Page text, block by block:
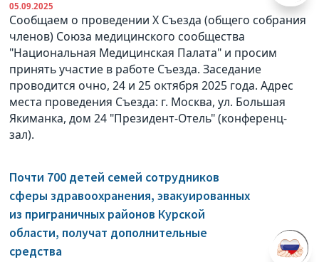
05.09.2025
Сообщаем о проведении X Съезда (общего собрания
членов) Союза медицинского сообщества
"Национальная Медицинская Палата" и просим
принять участие в работе Съезда. Заседание
проводится очно, 24 и 25 октября 2025 года. Адрес
места проведения Съезда: г. Москва, ул. Большая
Якиманка, дом 24 "Президент-Отель" (конференц-
зал).
Почти 700 детей семей сотрудников
сферы здравоохранения, эвакуированных
из приграничных районов Курской
области, получат дополнительные
средства